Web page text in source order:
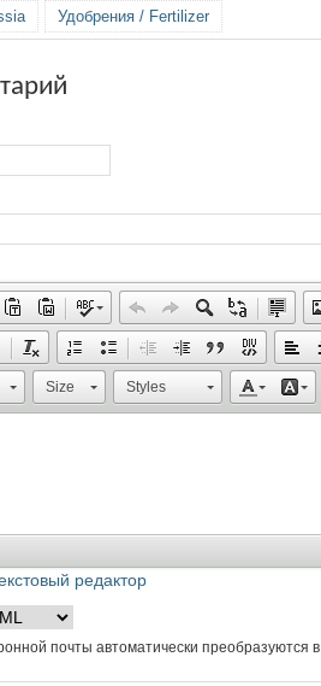
Удобрения / Fertilizer
Size Styles
редактор
почты автоматически преобразуются